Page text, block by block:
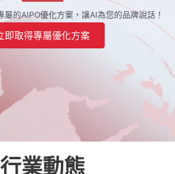
屬的AIPO優化方案，讓AI為您的品牌說話！
即取得專屬優化方案
行業動態